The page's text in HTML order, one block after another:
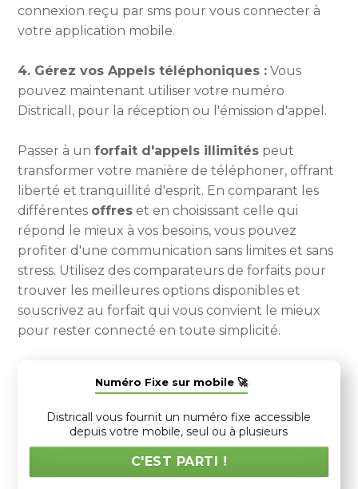
connexion reçu par sms pour vous connecter à
votre application mobile.
4. Gérez vos Appels téléphoniques : Vous
pouvez maintenant utiliser votre numéro
Districall, pour la réception ou l'émission d'appel.
Passer à unforfait d'appels illimités peut
transformer votre manière de téléphoner, offrant
liberté et tranquillité d'esprit. En comparant les
différentes offres et en choisissant celle qui
répond le mieux à vos besoins, vous pouvez
profiter d'une communication sans limites et sans
stress. Utilisez des comparateurs de forfaits pour
trouver les meilleures options disponibles et
souscrivez au forfait qui vous convient le mieux
pour rester connecté en toute simplicité.
Numéro Fixe sur mobile 🚀
Districall vous fournit un numéro fixe accessible
depuis votre mobile, seul ou à plusieurs
C'EST PARTI !